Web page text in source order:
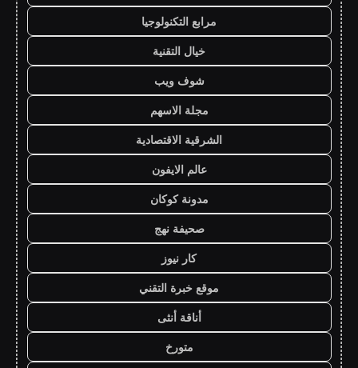
مرابع التكنولوجيا
خيال التقنية
شوف ويب
مجلة الاسهم
الشرقية الاقتصادية
عالم الايفون
مدونة كوكان
صحيفة نهج
كار نيوز
موقع خبرة التقني
أناقة أنثى
متورخ